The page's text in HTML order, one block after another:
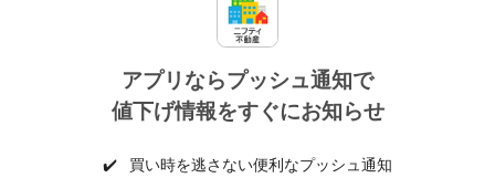
アプリならプッシュ通知で
値下げ情報をすぐにお知らせ
✔️ 買い時を逃さない便利なプッシュ通知
個人情報保護ポリシー 利用規約
ヘルプ・お問い合わせ 採用情報